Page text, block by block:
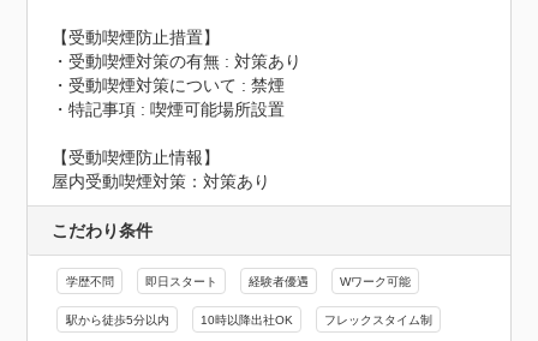
【受動喫煙防止措置】
・受動喫煙対策の有無 : 対策あり
・受動喫煙対策について : 禁煙
・特記事項 : 喫煙可能場所設置
【受動喫煙防止情報】
屋内受動喫煙対策：対策あり
こだわり条件
学歴不問 即日スタート 経験者優遇 Wワーク可能
駅から徒歩5分以内 10時以降出社OK フレックスタイム制